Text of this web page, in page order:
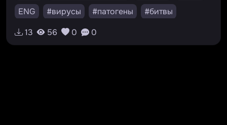
ENG
#вирусы #патогены
#битвы
#арена
#забеги
13 56 0 0